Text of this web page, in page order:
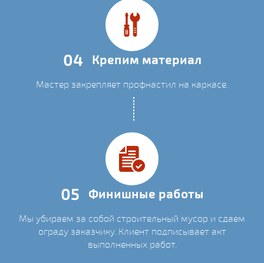
04 Крепим материал
Мастер закрепляет профнастил на каркасе.
05 Финишные работы
Мы убираем за собой строительный мусор и сдаем
ограду заказчику. Клиент подписывает акт
выполненных работ.